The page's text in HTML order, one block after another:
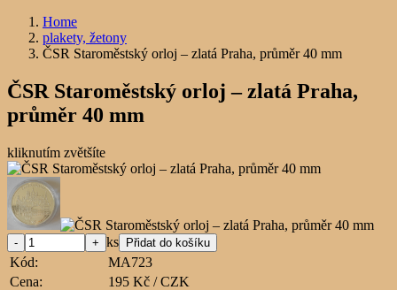
Home
plakety, žetony
ČSR Staroměstský orloj – zlatá Praha, průměr 40 mm
ČSR Staroměstský orloj – zlatá Praha,
průměr 40 mm
kliknutím zvětšíte
ks
Kód:
MA723
Cena:
195 Kč / CZK